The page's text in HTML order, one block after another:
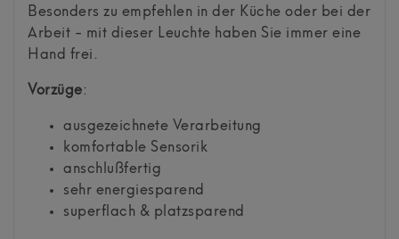
Besonders zu empfehlen in der Küche oder bei der
Arbeit - mit dieser Leuchte haben Sie immer eine
Hand frei.
Vorzüge:
ausgezeichnete Verarbeitung
komfortable Sensorik
anschlußfertig
sehr energiesparend
superflach & platzsparend